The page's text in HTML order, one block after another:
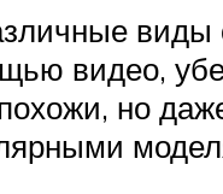
видео,
но